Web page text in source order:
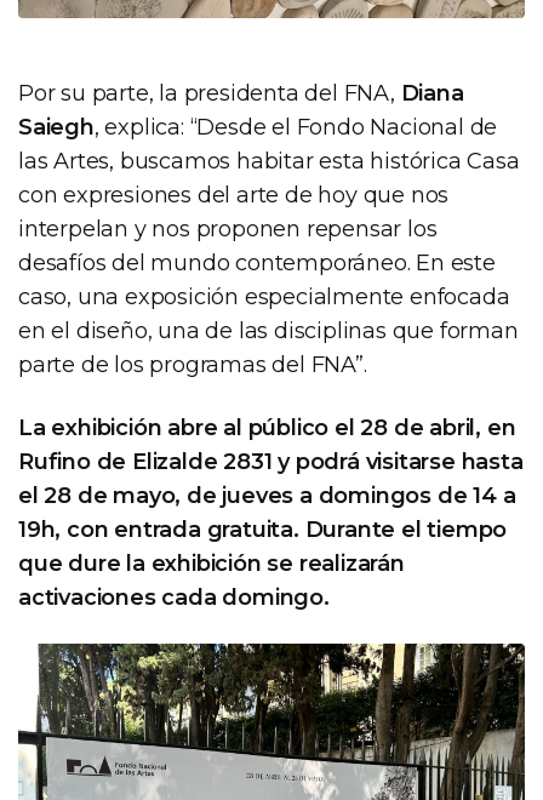
Por su parte, la presidenta del FNA, Diana
Saiegh, explica: “Desde el Fondo Nacional de
las Artes, buscamos habitar esta histórica Casa
con expresiones del arte de hoy que nos
interpelan y nos proponen repensar los
desafíos del mundo contemporáneo. En este
caso, una exposición especialmente enfocada
en el diseño, una de las disciplinas que forman
parte de los programas del FNA”.
La exhibición abre al público el 28 de abril, en
Rufino de Elizalde 2831 y podrá visitarse hasta
el 28 de mayo, de jueves a domingos de 14 a
19h, con entrada gratuita. Durante el tiempo
que dure la exhibición se realizarán
activaciones cada domingo.